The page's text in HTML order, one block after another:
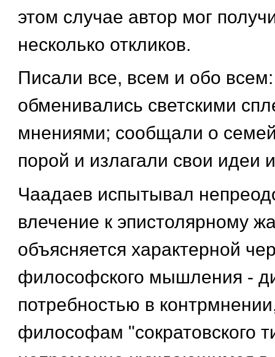
этом случае автор мог
несколько откликов.
Писали все, всем и обо
обменивались светскими
мнениями; сообщали о
порой и излагали свои идеи
Чаадаев испытывал
влечение к эпистолярному
объясняется характерной
философского мышления -
потребностью в
философам "сократовского